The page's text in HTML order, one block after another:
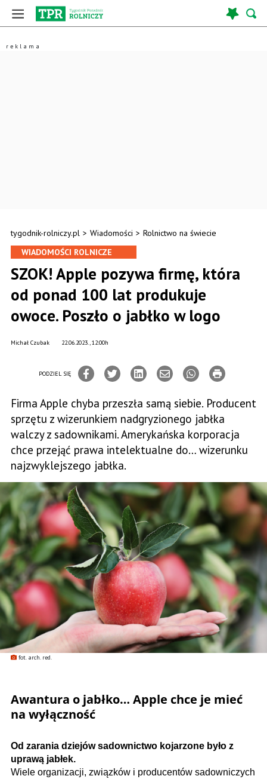
tygodnik-rolniczy.pl > Wiadomości > Rolnictwo na świecie
fot. arch. red.
WIADOMOŚCI ROLNICZE
SZOK! Apple pozywa firmę, która
od ponad 100 lat produkuje
owoce. Poszło o jabłko w logo
22.06.2023., 12:00h
Michał Czubak
PODZIEL SIĘ
Firma Apple chyba przeszła samą siebie. Producent
sprzętu z wizerunkiem nadgryzionego jabłka
walczy z sadownikami. Amerykańska korporacja
chce przejąć prawa intelektualne do… wizerunku
najzwyklejszego jabłka.
Awantura o jabłko… Apple chce je mieć
na wyłączność
Od zarania dziejów sadownictwo kojarzone było z
uprawą jabłek.
Wiele organizacji, związków i producentów sadowniczych